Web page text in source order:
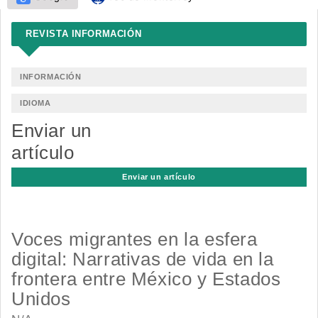
REVISTA INFORMACIÓN
INFORMACIÓN
IDIOMA
Enviar un
artículo
Enviar un artículo
Voces migrantes en la esfera
digital: Narrativas de vida en la
frontera entre México y Estados
Unidos